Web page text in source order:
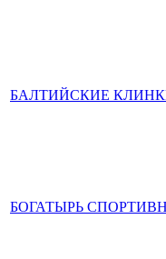
БАЛТИЙСКИЕ
БОГАТЫРЬ